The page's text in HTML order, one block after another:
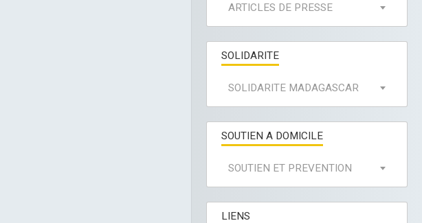
ARTICLES DE PRESSE
SOLIDARITE
SOLIDARITE MADAGASCAR
SOUTIEN A DOMICILE
SOUTIEN ET PREVENTION
LIENS